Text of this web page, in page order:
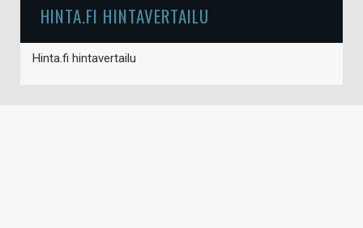
HINTA.FI HINTAVERTAILU
Hinta.fi hintavertailu